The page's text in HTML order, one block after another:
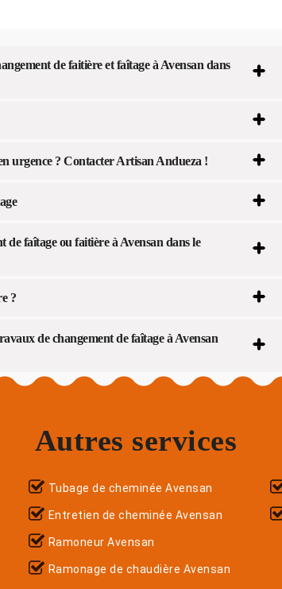
de faitière et faîtage à Avensan dans
urgence ? Contacter Artisan Andueza !
faîtage ou faitière à Avensan dans le
?
de changement de faîtage à Avensan
Autres services
Tubage de cheminée Avensan
Entretien de cheminée Avensan
Ramoneur Avensan
Ramonage de chaudière Avensan